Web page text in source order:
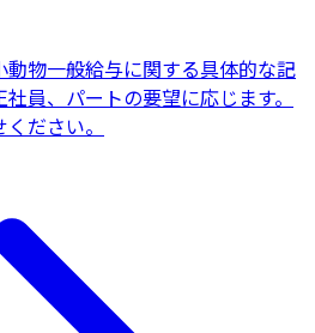
動物一般給与に関する具体的な記
員、パートの要望に応じます。
ださい。